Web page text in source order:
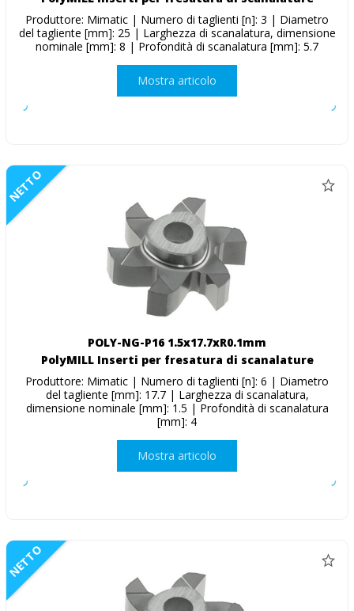
Produttore: Mimatic | Numero di taglienti [n]: 3 | Diametro
del tagliente [mm]: 25 | Larghezza di scanalatura, dimensione
nominale [mm]: 8 | Profondità di scanalatura [mm]: 5.7
Mostra articolo
NETTO
POLY-NG-P16 1.5x17.7xR0.1mm
PolyMILL Inserti per fresatura di scanalature
Produttore: Mimatic | Numero di taglienti [n]: 6 | Diametro
del tagliente [mm]: 17.7 | Larghezza di scanalatura,
dimensione nominale [mm]: 1.5 | Profondità di scanalatura
[mm]: 4
Mostra articolo
NETTO